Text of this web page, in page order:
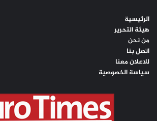
الرئيسية
هيئة التحرير
من نحن
اتصل بنا
للاعلان معنا
سياسة الخصوصية